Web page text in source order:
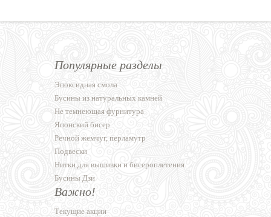
Популярные разделы
Эпоксидная смола
Бусины из натуральных камней
Не темнеющая фурнитура
Японский бисер
Речной жемчуг, перламутр
Подвески
Нитки для вышивки и бисероплетения
Бусины Дзи
Важно!
Текущие акции